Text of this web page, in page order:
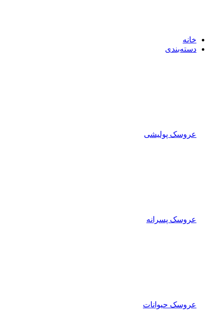
خانه
دسته‌بندی
عروسک پولیشی
عروسک پسرانه
عروسک حیوانات